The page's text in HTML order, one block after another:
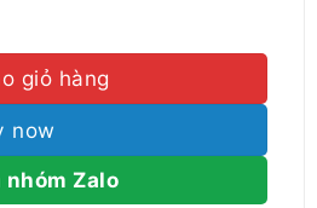
QUỐC 200X200 MÃ 2013 số lượng
giỏ hàng
now
nhóm Zalo